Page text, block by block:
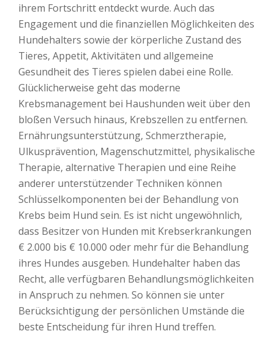
ihrem Fortschritt entdeckt wurde. Auch das
Engagement und die finanziellen Möglichkeiten des
Hundehalters sowie der körperliche Zustand des
Tieres, Appetit, Aktivitäten und allgemeine
Gesundheit des Tieres spielen dabei eine Rolle.
Glücklicherweise geht das moderne
Krebsmanagement bei Haushunden weit über den
bloßen Versuch hinaus, Krebszellen zu entfernen.
Ernährungsunterstützung, Schmerztherapie,
Ulkusprävention, Magenschutzmittel, physikalische
Therapie, alternative Therapien und eine Reihe
anderer unterstützender Techniken können
Schlüsselkomponenten bei der Behandlung von
Krebs beim Hund sein. Es ist nicht ungewöhnlich,
dass Besitzer von Hunden mit Krebserkrankungen
€ 2.000 bis € 10.000 oder mehr für die Behandlung
ihres Hundes ausgeben. Hundehalter haben das
Recht, alle verfügbaren Behandlungsmöglichkeiten
in Anspruch zu nehmen. So können sie unter
Berücksichtigung der persönlichen Umstände die
beste Entscheidung für ihren Hund treffen.